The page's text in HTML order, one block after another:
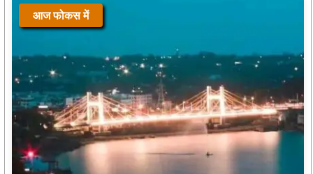
आज फोकस में